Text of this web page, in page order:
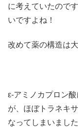
に考えていたので
いですよね！
改めて薬の構造は
ε-アミノカプロン
が、ほぼトラネキ
なってしまいまし